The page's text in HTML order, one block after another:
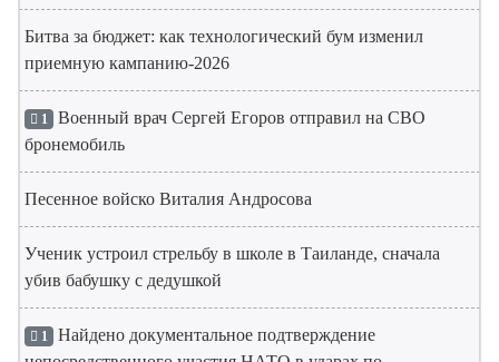
Битва за бюджет: как технологический бум изменил
приемную кампанию-2026
1 Военный врач Сергей Егоров отправил на СВО
бронемобиль
Песенное войско Виталия Андросова
Ученик устроил стрельбу в школе в Таиланде, сначала
убив бабушку с дедушкой
1 Найдено документальное подтверждение